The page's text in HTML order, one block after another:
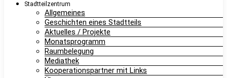
Stadtteilzentrum
Allgemeines
Geschichten eines Stadtteils
Aktuelles / Projekte
Monatsprogramm
Raumbelegung
Mediathek
Kooperationspartner mit Links